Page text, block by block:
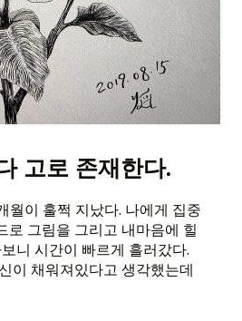
고로 존재한다.
월이 훌쩍 지났다. 나에게 집중
로 그림을 그리고 내마음에 힐
니 시간이 빠르게 흘러갔다.
이 채워져있다고 생각했는데